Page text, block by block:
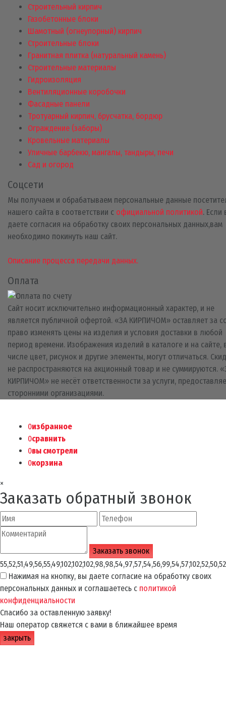
Строительный кирпич
Газобетонные блоки
Шамотный (огнеупорный) кирпич
Строительные блоки
Гранитная плитка (натуральный камень)
Строительные материалы
Гидроизоляция
Вентиляционные коробочки
Фасадные панели
Тротуарный кирпич, брусчатка, бордюр
Ограждение (заборы)
Кровельные материалы
Уличные барбекю, мангалы, тандыры, печи
Сад и огород
Соцсети
Мы получаем и обрабатываем персональные данные
нашего сайта в соответствии с официальной политикой. Если
даете согласия на обработку своих персональных данных,вам
необходимо покинуть наш сайт.
Описание процесса передачи данных.
Оплата
Сайт носит исключительно информационный характер, и не
является публичной офертой. «ЗА КИРПИЧОМ» оставляет за
право изменять цены на изделия и условия доставки в любой
период времени. Изображения изделий в каталоге и на сайте,
числе цвет, рисунок и другие элементы, могут отличаться.
не распространяются на акционный товар и не суммируются.
КИРПИЧОМ» не несёт ответственности за услуги,
сторонними организациями.
0избранное
0сравнить
0вы смотрели
0корзина
×
Заказать обратный звонок
Нажимая на кнопку, вы даете согласие на обработку своих
персональных данных и соглашаетесь с политикой
конфиденциальности
Спасибо за оставленную заявку!
Наш оператор свяжется с вами в ближайшее время
закрыть